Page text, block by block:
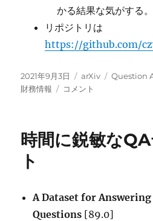
かる結果な気がする。
リポジトリは
https://github.com/
投
稿
2021年9月3日
カ
テ
arXiv
タ
Question
財務情報
FinQA:
ー
る
質
コメント
時間に鋭敏な
ト
A Dataset for
Questions [89.0]